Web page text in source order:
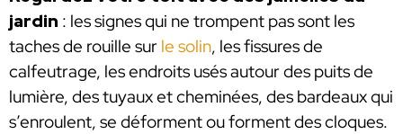
jardin : les signes qui ne trompent pas sont les
taches de rouille sur le solin, les fissures de
calfeutrage, les endroits usés autour des puits de
lumière, des tuyaux et cheminées, des bardeaux qui
s’enroulent, se déforment ou forment des cloques.